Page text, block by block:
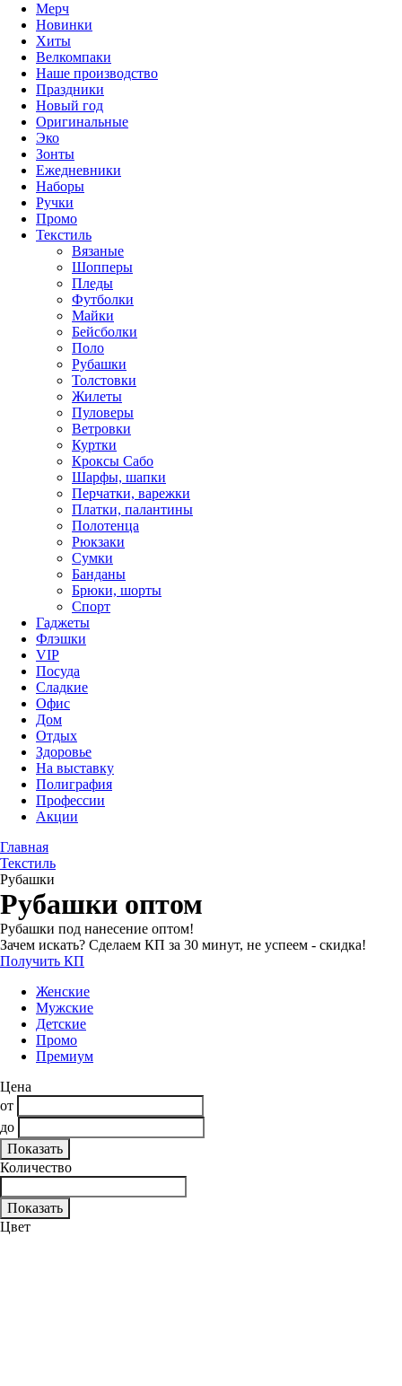
Мерч
Новинки
Хиты
Велкомпаки
Наше производство
Праздники
Новый год
Оригинальные
Эко
Зонты
Ежедневники
Наборы
Ручки
Промо
Текстиль
Вязаные
Шопперы
Пледы
Футболки
Майки
Бейсболки
Поло
Рубашки
Толстовки
Жилеты
Пуловеры
Ветровки
Куртки
Кроксы Сабо
Шарфы, шапки
Перчатки, варежки
Платки, палантины
Полотенца
Рюкзаки
Сумки
Банданы
Брюки, шорты
Спорт
Гаджеты
Флэшки
VIP
Посуда
Сладкие
Офис
Дом
Отдых
Здоровье
На выставку
Полиграфия
Профессии
Акции
Главная
Текстиль
Рубашки
Рубашки оптом
Рубашки под нанесение оптом!
Зачем искать? Сделаем КП за 30 минут, не успеем - скидка!
Получить КП
Женские
Мужские
Детские
Промо
Премиум
Цена
от
до
Количество
Цвет